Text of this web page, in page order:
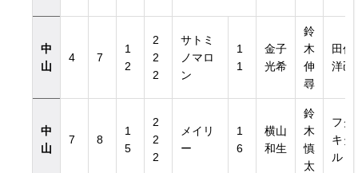
中
山
4 7
1
2
2
2
2
サトミ
ノマロ
ン
1
1
金子
光希
鈴
木
伸
尋
田代
洋己
中
山
7 8
1
5
2
2
2
メイリ
ー
1
6
横山
和生
鈴
木
慎
太
フク
キタ
ル